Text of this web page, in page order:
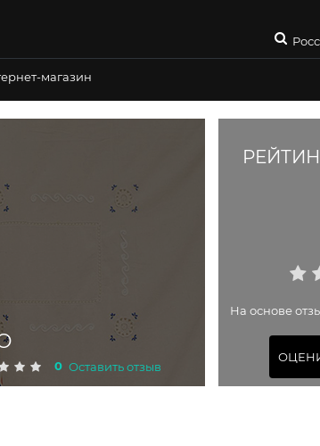
магазин
0 Оставить отзыв
На основе